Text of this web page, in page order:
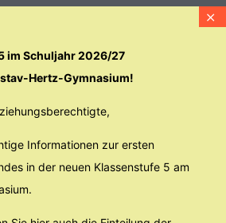
im Schuljahr 2026/27
Hertz-Gymnasium!
Informationen zur ersten
in der neuen Klassenstufe 5 am